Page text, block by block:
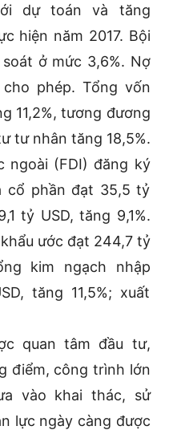
dự toán và tăng
hiện năm 2017. Bội
ở mức 3,6%. Nợ
phép. Tổng vốn
11,2%, tương đương
tư nhân tăng 18,5%.
ngoài (FDI) đăng ký
cổ phần đạt 35,5 tỷ
tỷ USD, tăng 9,1%.
ước đạt 244,7 tỷ
kim ngạch nhập
tăng 11,5%; xuất
quan tâm đầu tư,
điểm, công trình lớn
vào khai thác, sử
lực ngày càng được